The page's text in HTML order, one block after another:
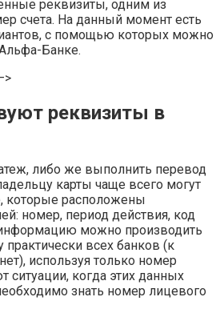
реквизиты, одним из
счета. На данный момент есть
с помощью которых можно
Банке.
реквизиты в
либо же выполнить перевод
карты чаще всего могут
которые расположены
номер, период действия, код
информацию можно производить
практически всех банков (к
используя только номер
ситуации, когда этих данных
знать номер лицевого